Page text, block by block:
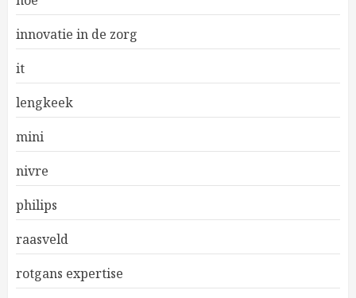
innovatie in de zorg
it
lengkeek
mini
nivre
philips
raasveld
rotgans expertise